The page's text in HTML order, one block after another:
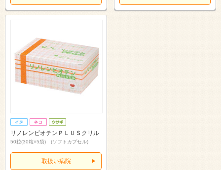
リノレンビオチンＰＬＵＳクリル
50粒(30粒×5袋) (ソフトカプセル)
取扱い病院